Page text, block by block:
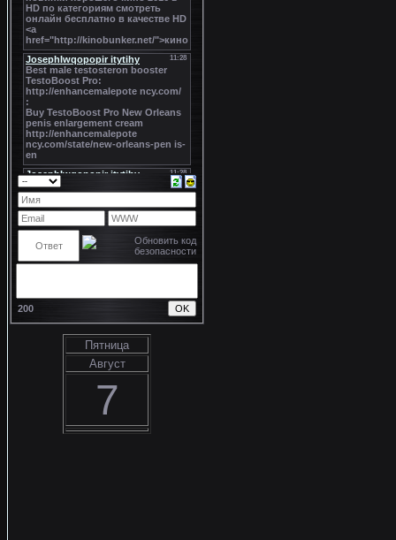
200
Пятница
Август
7